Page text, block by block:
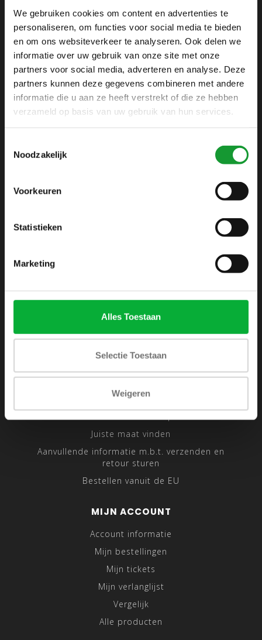
We gebruiken cookies om content en advertenties te
personaliseren, om functies voor social media te bieden
en om ons websiteverkeer te analyseren. Ook delen we
informatie over uw gebruik van onze site met onze
partners voor social media, adverteren en analyse. Deze
partners kunnen deze gegevens combineren met andere
informatie die u aan ze heeft verstrekt of die ze hebben
verzameld op basis van uw gebruik van hun services.
Noodzakelijk
Voorkeuren
Statistieken
Marketing
Alles Toestaan
Selectie Toestaan
Weigeren
Webshop voor mannen
Zijlijnstraat 24
1433 DC
+31 6 42 52 32 80
+31 6 42 52 32 80
Disclaimer
Privacy Policy
Sitemap
Traveling Tailor
Juiste maat vinden
Aanvullende informatie m.b.t. verzenden en
retour sturen
Bestellen vanuit de EU
MIJN ACCOUNT
Account informatie
Mijn bestellingen
Mijn tickets
Mijn verlanglijst
Vergelijk
Alle producten